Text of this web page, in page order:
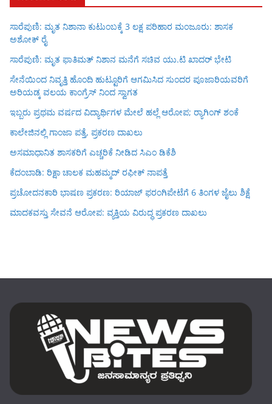
ಸಾರೆಪುಣಿ: ಮೃತ ನಿಶಾನಾ ಕುಟುಂಬಕ್ಕೆ 3 ಲಕ್ಷ ಪರಿಹಾರ ಮಂಜೂರು: ಶಾಸಕ
ಅಶೋಕ್ ರೈ
ಸಾರೆಪುಣಿ: ಮೃತ ಫಾತಿಮತ್ ನಿಶಾನ ಮನೆಗೆ ಸಚಿವ ಯು.ಟಿ ಖಾದರ್ ಭೇಟಿ
ಸೇನೆಯಿಂದ ನಿವೃತ್ತಿ ಹೊಂದಿ ಹುಟ್ಟೂರಿಗೆ ಆಗಮಿಸಿದ ಸುಂದರ ಪೂಜಾರಿಯವರಿಗೆ
ಅರಿಯಡ್ಕ ವಲಯ ಕಾಂಗ್ರೆಸ್ ನಿಂದ ಸ್ವಾಗತ
ಇಬ್ಬರು ಪ್ರಥಮ ವರ್ಷದ ವಿದ್ಯಾರ್ಥಿಗಳ ಮೇಲೆ ಹಲ್ಲೆ ಆರೋಪ; ರ‍್ಯಾಗಿಂಗ್ ಶಂಕೆ
ಕಾಲೇಜಿನಲ್ಲಿ ಗಾಂಜಾ ಪತ್ತೆ, ಪ್ರಕರಣ ದಾಖಲು
ಅಸಮಾಧಾನಿತ ಶಾಸಕರಿಗೆ ಎಚ್ಚರಿಕೆ ನೀಡಿದ ಸಿಎಂ ಡಿಕೆಶಿ
ಕೆದಂಬಾಡಿ: ರಿಕ್ಷಾ ಚಾಲಕ ಮಹಮ್ಮದ್ ರಫೀಕ್ ನಾಪತ್ತೆ
ಪ್ರಚೋದನಕಾರಿ ಭಾಷಣ ಪ್ರಕರಣ: ರಿಯಾಜ್ ಫರಂಗಿಪೇಟೆಗೆ 6 ತಿಂಗಳ ಜೈಲು ಶಿಕ್ಷೆ
ಮಾದಕವಸ್ತು ಸೇವನೆ ಆರೋಪ: ವ್ಯಕ್ತಿಯ ವಿರುದ್ಧ ಪ್ರಕರಣ ದಾಖಲು